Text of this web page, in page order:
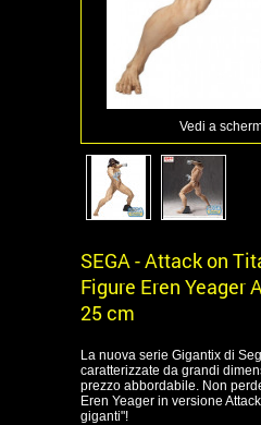
Vedi a
SEGA - Attack on
Figure Eren Yeager
25 cm
La nuova serie Gigantix di
caratterizzate da grandi
prezzo abbordabile. Non
Eren Yeager in versione
giganti"!